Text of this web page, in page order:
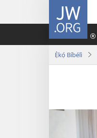
JW.ORG
Ẹ̀kọ́ Bíbélì